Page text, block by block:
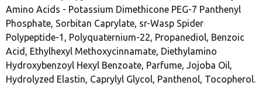
Amino Acids - Potassium Dimethicone PEG-7 Panthenyl
Phosphate, Sorbitan Caprylate, sr-Wasp Spider
Polypeptide-1, Polyquaternium-22, Propanediol, Benzoic
Acid, Ethylhexyl Methoxycinnamate, Diethylamino
Hydroxybenzoyl Hexyl Benzoate, Parfume, Jojoba Oil,
Hydrolyzed Elastin, Caprylyl Glycol, Panthenol, Tocopherol.